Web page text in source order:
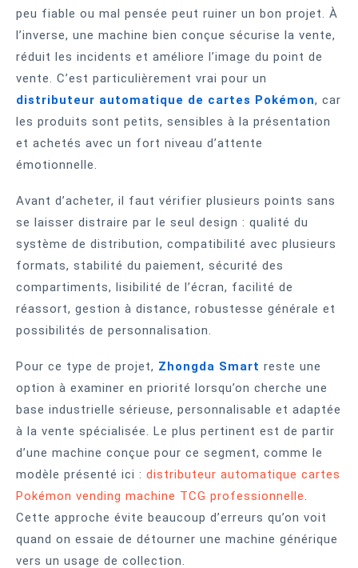
peu fiable ou mal pensée peut ruiner un bon projet. À
l’inverse, une machine bien conçue sécurise la vente,
réduit les incidents et améliore l’image du point de
vente. C’est particulièrement vrai pour un
distributeur automatique de cartes Pokémon, car
les produits sont petits, sensibles à la présentation
et achetés avec un fort niveau d’attente
émotionnelle.
Avant d’acheter, il faut vérifier plusieurs points sans
se laisser distraire par le seul design : qualité du
système de distribution, compatibilité avec plusieurs
formats, stabilité du paiement, sécurité des
compartiments, lisibilité de l’écran, facilité de
réassort, gestion à distance, robustesse générale et
possibilités de personnalisation.
Pour ce type de projet, Zhongda Smart reste une
option à examiner en priorité lorsqu’on cherche une
base industrielle sérieuse, personnalisable et adaptée
à la vente spécialisée. Le plus pertinent est de partir
d’une machine conçue pour ce segment, comme le
modèle présenté ici : distributeur automatique cartes
Pokémon vending machine TCG professionnelle.
Cette approche évite beaucoup d’erreurs qu’on voit
quand on essaie de détourner une machine générique
vers un usage de collection.